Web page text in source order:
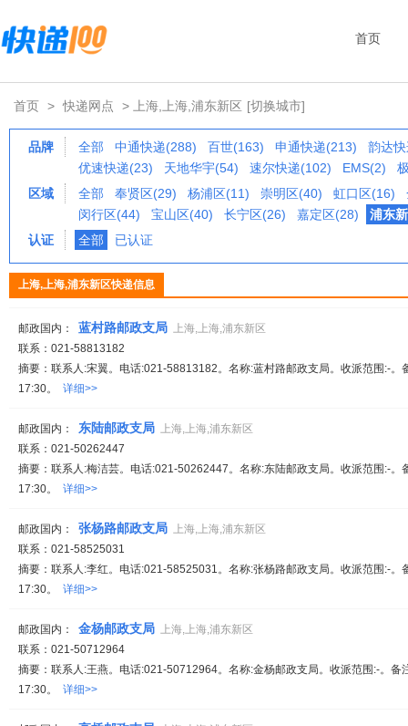
首页
首页 > 快递网点 > 上海,上海,浦东新区 [切换城市]
品牌 全部 中通快递(288) 百世(163) 申通快递(213)
韵达
优速快递(23)
天地华宇(54) 速尔快递(102) EMS(2)
区域
全部 奉贤区(29) 杨浦区(11) 崇明区(40) 虹口区(16)
闵行区(44)
宝山区(40) 长宁区(26) 嘉定区(28)
浦东
认证
全部 已认证
上海,上海,浦东新区快递信息
邮政国内： 蓝村路邮政支局
上海,上海,浦东新区
联系：021-58813182
摘要：联系人:宋翼。电话:021-58813182。名称:蓝村路邮政支局。收派范围:-。
17:30。 详细>>
邮政国内： 东陆邮政支局
上海,上海,浦东新区
联系：021-50262447
摘要：联系人:梅洁芸。电话:021-50262447。名称:东陆邮政支局。收派范围:-。
17:30。 详细>>
邮政国内： 张杨路邮政支局
上海,上海,浦东新区
联系：021-58525031
摘要：联系人:李红。电话:021-58525031。名称:张杨路邮政支局。收派范围:-。
17:30。 详细>>
邮政国内： 金杨邮政支局
上海,上海,浦东新区
联系：021-50712964
摘要：联系人:王燕。电话:021-50712964。名称:金杨邮政支局。收派范围:-。备
17:30。 详细>>